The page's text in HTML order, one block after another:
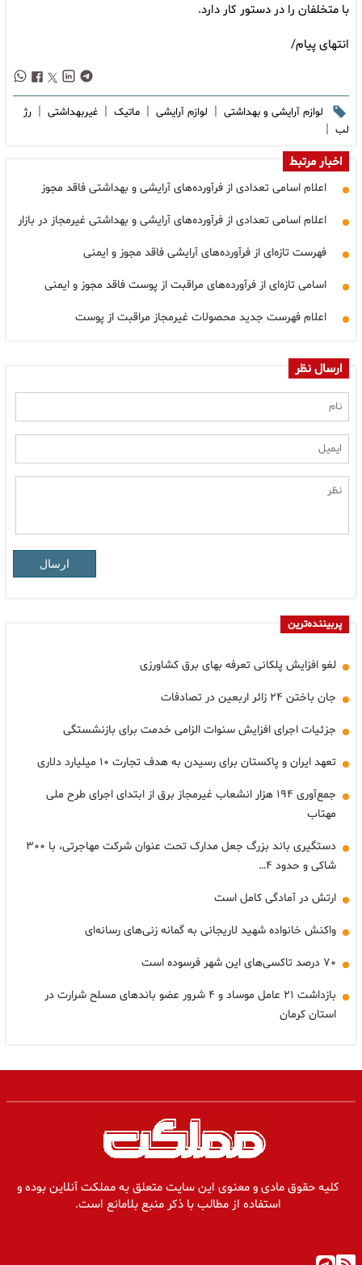
با متخلفان را در دستور کار دارد.
انتهای پیام/
لوازم آرایشی و بهداشتی | لوازم آرایشی | ماتیک | غیربهداشتی | رژ
لب |
اخبار مرتبط
اعلام اسامی تعدادی از فرآورده‌های آرایشی و بهداشتی فاقد مجوز
اعلام اسامی تعدادی از فرآورده‌های آرایشی و بهداشتی غیرمجاز در بازار
فهرست تازه‌ای از فرآورده‌های آرایشی فاقد مجوز و ایمنی
اسامی تازه‌ای از فرآورده‌های مراقبت از پوست فاقد مجوز و ایمنی
اعلام فهرست جدید محصولات غیرمجاز مراقبت از پوست
ارسال نظر
ارسال
پربیننده‌ترین
لغو افزایش پلکانی تعرفه بهای برق کشاورزی
جان باختن ۲۴ زائر اربعین در تصادفات
جزئیات اجرای افزایش سنوات الزامی خدمت برای بازنشستگی
تعهد ایران و پاکستان برای رسیدن به هدف تجارت ۱۰ میلیارد دلاری
جمع‌آوری ۱۹۴ هزار انشعاب غیرمجاز برق از ابتدای اجرای طرح ملی
مهتاب
دستگیری باند بزرگ جعل مدارک تحت عنوان شرکت مهاجرتی، با ۳۰۰
شاکی و حدود ۴…
ارتش در آمادگی کامل است
واکنش خانواده شهید لاریجانی به گمانه زنی‌های رسانه‌ای
۷۰ درصد تاکسی‌های این شهر فرسوده است
بازداشت ۲۱ عامل موساد و ۴ شرور عضو باندهای مسلح شرارت در
استان کرمان
کلیه حقوق مادی و معنوی این سایت متعلق به مملکت آنلاین بوده و
استفاده از مطالب با ذکر منبع بلامانع است.